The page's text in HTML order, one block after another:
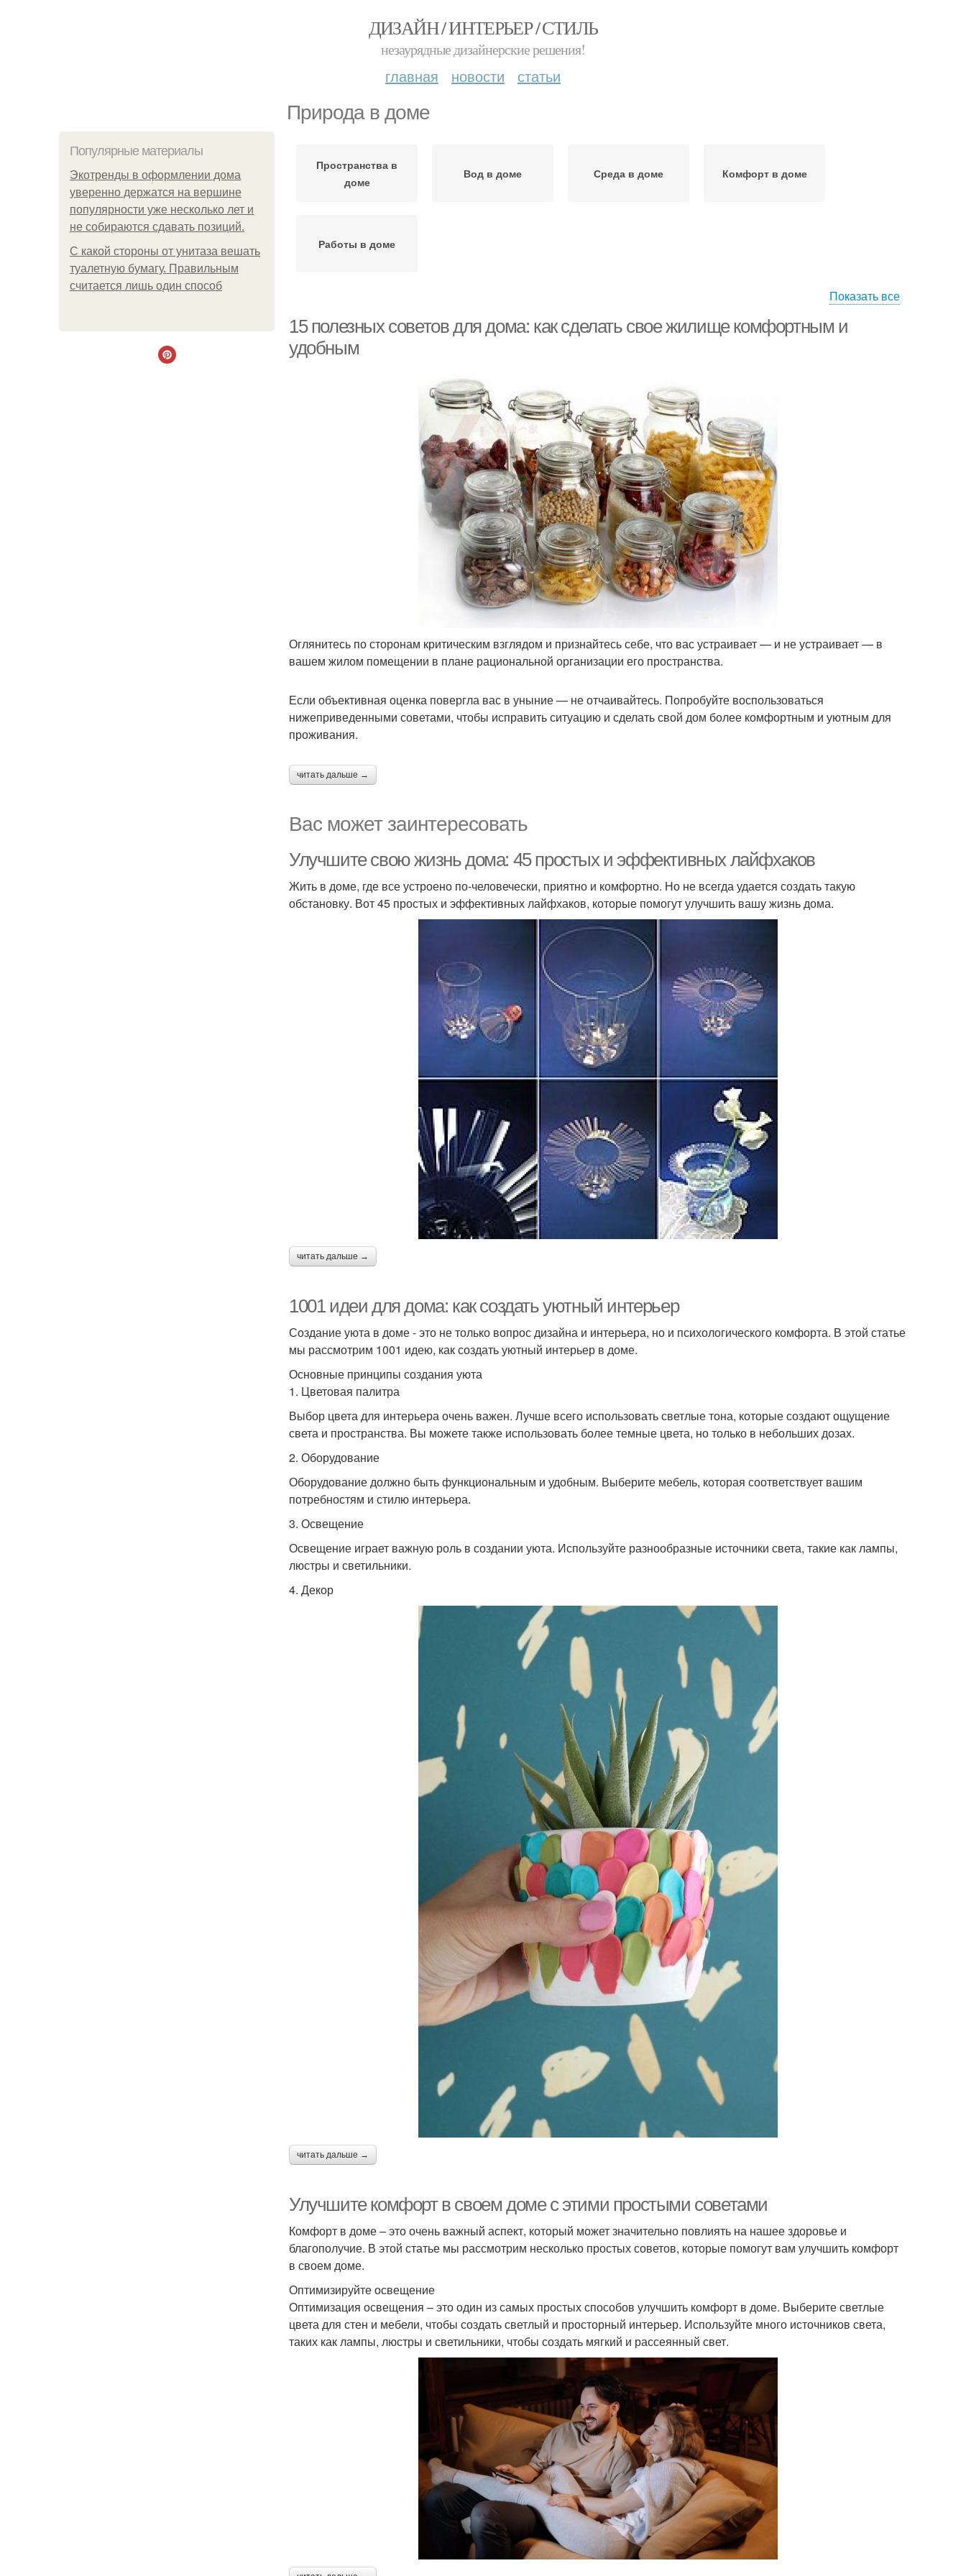
ДИЗАЙН / ИНТЕРЬЕР / СТИЛЬ
незаурядные дизайнерские решения!
главная новости статьи
Природа в доме
Популярные материалы
Экотренды в оформлении дома
уверенно держатся на вершине
популярности уже несколько лет и
не собираются сдавать позиций.
С какой стороны от унитаза вешать
туалетную бумагу. Правильным
считается лишь один способ
Пространства в
доме
Вод в доме Среда в доме Комфорт в доме
Работы в доме
Показать все
15 полезных советов для дома: как сделать свое жилище комфортным и
удобным
Оглянитесь по сторонам критическим взглядом и признайтесь себе, что вас устраивает — и не устраивает — в
вашем жилом помещении в плане рациональной организации его пространства.
Если объективная оценка повергла вас в уныние — не отчаивайтесь. Попробуйте воспользоваться
нижеприведенными советами, чтобы исправить ситуацию и сделать свой дом более комфортным и уютным для
проживания.
читать дальше →
Вас может заинтересовать
Улучшите свою жизнь дома: 45 простых и эффективных лайфхаков
Жить в доме, где все устроено по-человечески, приятно и комфортно. Но не всегда удается создать такую
обстановку. Вот 45 простых и эффективных лайфхаков, которые помогут улучшить вашу жизнь дома.
читать дальше →
1001 идеи для дома: как создать уютный интерьер
Создание уюта в доме - это не только вопрос дизайна и интерьера, но и психологического комфорта. В этой статье
мы рассмотрим 1001 идею, как создать уютный интерьер в доме.
Основные принципы создания уюта
1. Цветовая палитра
Выбор цвета для интерьера очень важен. Лучше всего использовать светлые тона, которые создают ощущение
света и пространства. Вы можете также использовать более темные цвета, но только в небольших дозах.
2. Оборудование
Оборудование должно быть функциональным и удобным. Выберите мебель, которая соответствует вашим
потребностям и стилю интерьера.
3. Освещение
Освещение играет важную роль в создании уюта. Используйте разнообразные источники света, такие как лампы,
люстры и светильники.
4. Декор
читать дальше →
Улучшите комфорт в своем доме с этими простыми советами
Комфорт в доме – это очень важный аспект, который может значительно повлиять на нашее здоровье и
благополучие. В этой статье мы рассмотрим несколько простых советов, которые помогут вам улучшить комфорт
в своем доме.
Оптимизируйте освещение
Оптимизация освещения – это один из самых простых способов улучшить комфорт в доме. Выберите светлые
цвета для стен и мебели, чтобы создать светлый и просторный интерьер. Используйте много источников света,
таких как лампы, люстры и светильники, чтобы создать мягкий и рассеянный свет.